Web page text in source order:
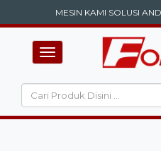
MESIN KAMI SOLUSI
Toggle
navigation